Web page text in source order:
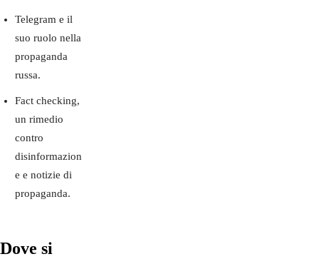
Telegram e il
suo ruolo nella
propaganda
russa.
Fact checking,
un rimedio
contro
disinformazion
e e notizie di
propaganda.
Dove si